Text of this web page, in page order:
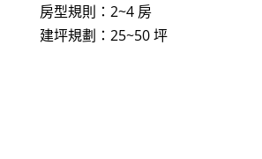
房型規則：2~4 房
建坪規劃：25~50 坪